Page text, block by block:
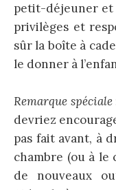
petit-déjeuner et
privilèges et
sûr la boîte à
le donner à
Remarque spéciale
devriez
pas fait avant, à
chambre (ou à le
de nouveaux